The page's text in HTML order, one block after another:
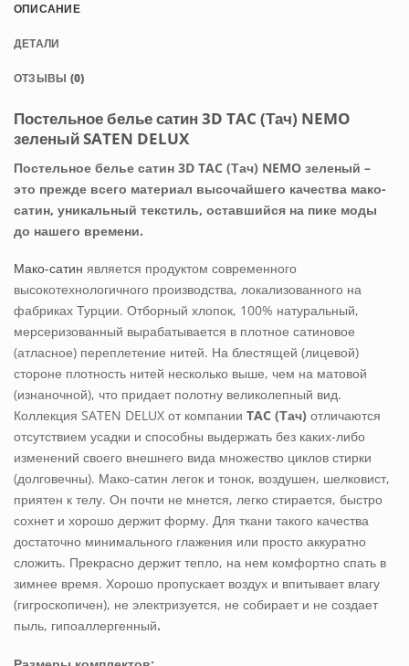
ОПИСАНИЕ
ДЕТАЛИ
ОТЗЫВЫ (0)
Постельное белье сатин 3D TAC (Тач) NEMO
зеленый SATEN DELUX
Постельное белье сатин 3D TAC (Тач) NEMO зеленый –
это прежде всего материал высочайшего качества мако-
сатин, уникальный текстиль, оставшийся на пике моды
до нашего времени.
Мако-сатин является продуктом современного
высокотехнологичного производства, локализованного на
фабриках Турции. Отборный хлопок, 100% натуральный,
мерсеризованный вырабатывается в плотное сатиновое
(атласное) переплетение нитей. На блестящей (лицевой)
стороне плотность нитей несколько выше, чем на матовой
(изнаночной), что придает полотну великолепный вид.
Коллекция SATEN DELUX от компании TAC (Тач) отличаются
отсутствием усадки и способны выдержать без каких-либо
изменений своего внешнего вида множество циклов стирки
(долговечны). Мако-сатин легок и тонок, воздушен, шелковист,
приятен к телу. Он почти не мнется, легко стирается, быстро
сохнет и хорошо держит форму. Для ткани такого качества
достаточно минимального глажения или просто аккуратно
сложить. Прекрасно держит тепло, на нем комфортно спать в
зимнее время. Хорошо пропускает воздух и впитывает влагу
(гигроскопичен), не электризуется, не собирает и не создает
пыль, гипоаллергенный.